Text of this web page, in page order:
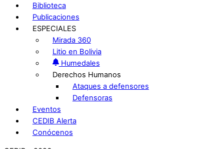
Biblioteca
Publicaciones
ESPECIALES
Mirada 360
Litio en Bolivia
Humedales
Derechos Humanos
Ataques a defensores
Defensoras
Eventos
CEDIB Alerta
Conócenos